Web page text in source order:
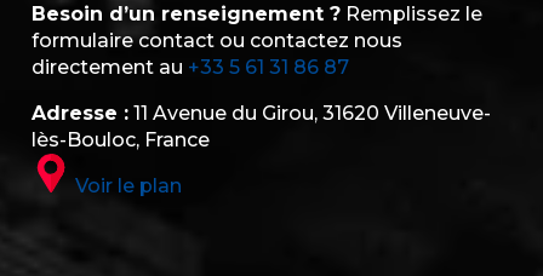
Besoin d’un renseignement ? Remplissez le
formulaire contact ou contactez nous
directement au +33 5 61 31 86 87
Adresse : 11 Avenue du Girou, 31620 Villeneuve-
lès-Bouloc, France
Voir le plan